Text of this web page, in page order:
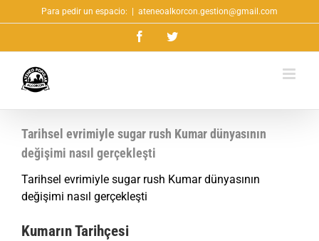
al
Para pedir un espacio: ateneoalkorcon.gestion@gmail.com
FacebookTwitter
Tarihsel evrimiyle sugar rush Kumar dünyasının
değişimi nasıl gerçekleşti
Tarihsel evrimiyle sugar rush Kumar dünyasının
değişimi nasıl gerçekleşti
Kumarın Tarihçesi